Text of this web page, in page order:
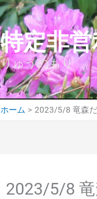
特定非
りゅうのもり
ホーム 2023/5/8 竜森
2023/5/8